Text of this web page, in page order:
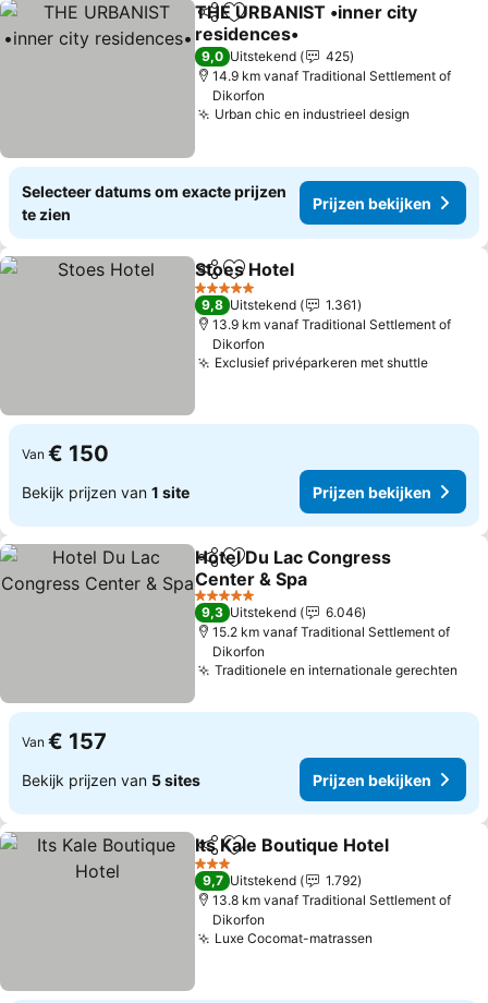
DelenToevoegen aan favorieten
THE URBANIST •inner city
residences•
Prijzen bekijken
9,0 Uitstekend
425
14.9 km vanaf Traditional Settlement of
Dikorfon
Urban chic en industrieel design
Selecteer datums om exacte prijzen
te zien
Prijzen bekijken
DelenToevoegen aan favorieten
Stoes Hotel
5 Sterren
9,8 Uitstekend
1.361
13.9 km vanaf Traditional Settlement of
Dikorfon
Exclusief privéparkeren met shuttle
Van € 150
Bekijk prijzen van 1 site Prijzen bekijken
DelenToevoegen aan favorieten
Hotel Du Lac Congress
Center & Spa
Prijzen bekijken
5 Sterren
9,3 Uitstekend
6.046
15.2 km vanaf Traditional Settlement of
Dikorfon
Traditionele en internationale gerechten
Van € 157
Bekijk prijzen van 5 sites Prijzen bekijken
DelenToevoegen aan favorieten
Its Kale Boutique Hotel
3 Sterren
9,7 Uitstekend
1.792
13.8 km vanaf Traditional Settlement of
Dikorfon
Luxe Cocomat-matrassen